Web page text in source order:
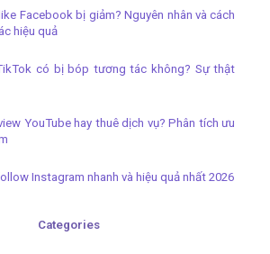
Facebook bị giảm? Nguyên nhân và cách
hiệu quả
có bị bóp tương tác không? Sự thật
YouTube hay thuê dịch vụ? Phân tích ưu
Instagram nhanh và hiệu quả nhất 2026
Categories